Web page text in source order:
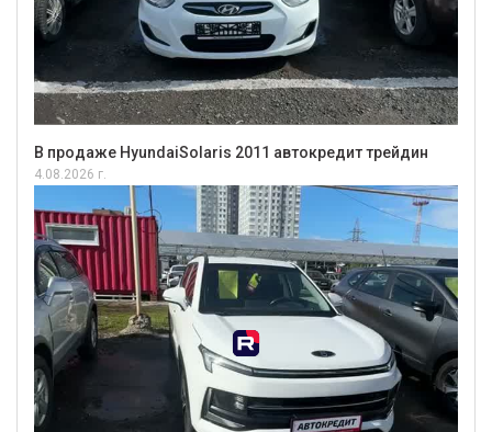
В продаже HyundaiSolaris 2011 автокредит трейдин
4.08.2026 г.